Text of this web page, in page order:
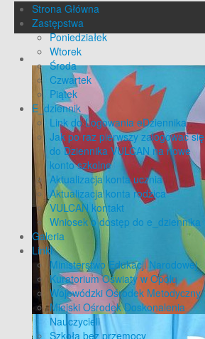
Strona Główna
Zastępstwa
Poniedziałek
Wtorek
Środa
Czwartek
Piątek
E_dziennik
Link do Logowania eDziennika
Jak po raz pierwszy zalogować się
do Dziennika VULCAN na nowe
konto szkolne
Aktualizacja konta ucznia
Aktualizacja konta rodzica
VULCAN kontakt
Wniosek o dostęp do e_dziennika
Galeria
Linki
Ministerstwo Edukacji Narodowej
Kuratorium Oświaty w Opolu
Wojewódzki Ośrodek Metodyczny
Miejski Ośrodek Doskonalenia
Nauczycieli
Szkoła bez przemocy